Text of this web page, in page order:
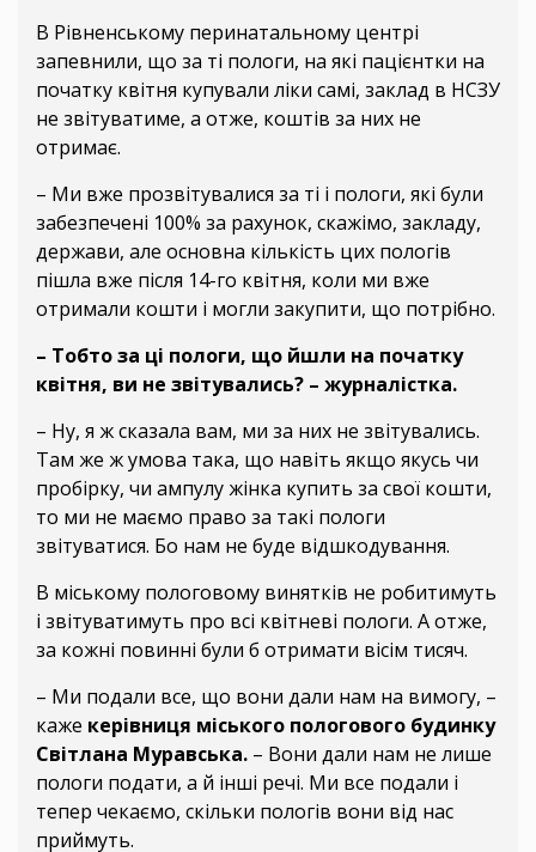
В Рівненському перинатальному центрі
запевнили, що за ті пологи, на які пацієнтки на
початку квітня купували ліки самі, заклад в НСЗУ
не звітуватиме, а отже, коштів за них не
отримає.
– Ми вже прозвітувалися за ті і пологи, які були
забезпечені 100% за рахунок, скажімо, закладу,
держави, але основна кількість цих пологів
пішла вже після 14-го квітня, коли ми вже
отримали кошти і могли закупити, що потрібно.
– Тобто за ці пологи, що йшли на початку
квітня, ви не звітувались? – журналістка.
– Ну, я ж сказала вам, ми за них не звітувались.
Там же ж умова така, що навіть якщо якусь чи
пробірку, чи ампулу жінка купить за свої кошти,
то ми не маємо право за такі пологи
звітуватися. Бо нам не буде відшкодування.
В міському пологовому винятків не робитимуть
і звітуватимуть про всі квітневі пологи. А отже,
за кожні повинні були б отримати вісім тисяч.
– Ми подали все, що вони дали нам на вимогу, –
каже керівниця міського пологового будинку
Світлана Муравська. – Вони дали нам не лише
пологи подати, а й інші речі. Ми все подали і
тепер чекаємо, скільки пологів вони від нас
приймуть.